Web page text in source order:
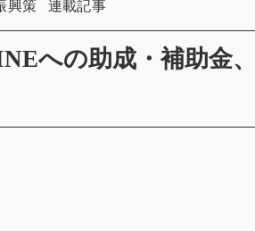
への助成・補助金
興策 カテゴリー
連載記事